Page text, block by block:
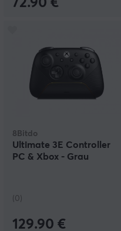
8Bitdo
Ultimate 3E Controller
PC & Xbox - Grau
(0)
129.90 €